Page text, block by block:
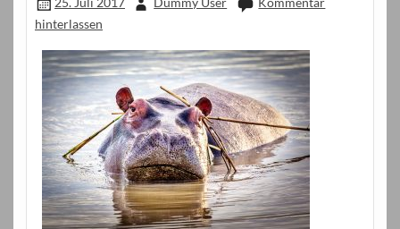
hinterlassen